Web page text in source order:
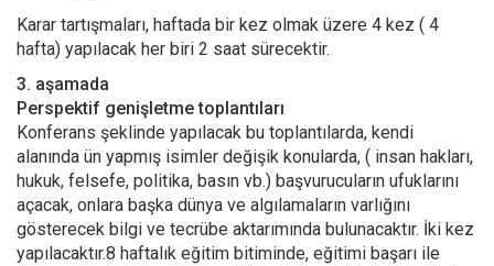
Karar tartışmaları, haftada bir kez olmak üzere 4 kez ( 4
hafta) yapılacak her biri 2 saat sürecektir.
3. aşamada
Perspektif genişletme toplantıları
Konferans şeklinde yapılacak bu toplantılarda, kendi
alanında ün yapmış isimler değişik konularda, ( insan hakları,
hukuk, felsefe, politika, basın vb.) başvurucuların ufuklarını
açacak, onlara başka dünya ve algılamaların varlığını
gösterecek bilgi ve tecrübe aktarımında bulunacaktır. İki kez
yapılacaktır.8 haftalık eğitim bitiminde, eğitimi başarı ile